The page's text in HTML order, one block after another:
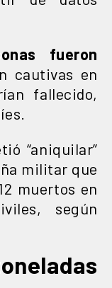
fueron
cautivas en
fallecido,
“aniquilar”
militar que
muertos en
según